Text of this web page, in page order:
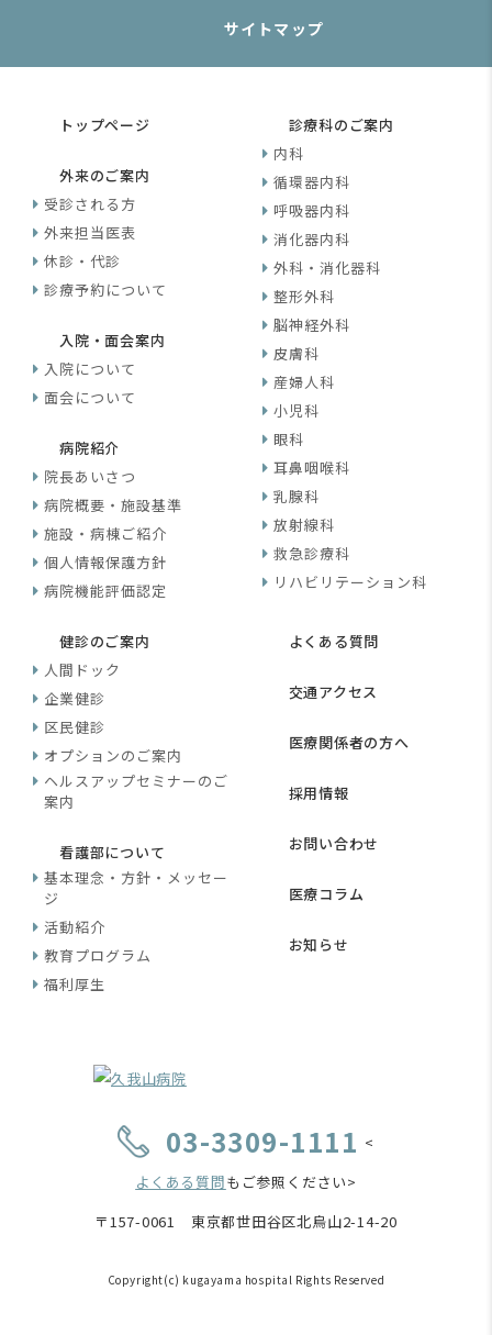
サイトマップ
トップページ
外来のご案内
受診される方
外来担当医表
休診・代診
診療予約について
入院・面会案内
入院について
面会について
病院紹介
院長あいさつ
病院概要・施設基準
施設・病棟ご紹介
個人情報保護方針
病院機能評価認定
診療科のご案内
内科
循環器内科
呼吸器内科
消化器内科
外科・消化器科
整形外科
脳神経外科
皮膚科
産婦人科
小児科
眼科
耳鼻咽喉科
乳腺科
放射線科
救急診療科
リハビリテーション科
健診のご案内
人間ドック
企業健診
区民健診
オプションのご案内
ヘルスアップセミナーのご
案内
看護部について
基本理念・方針・メッセー
ジ
活動紹介
教育プログラム
福利厚生
よくある質問
交通アクセス
医療関係者の方へ
採用情報
お問い合わせ
医療コラム
お知らせ
03-3309-1111 <
よくある質問もご参照ください>
〒157-0061 東京都世田谷区北烏山2-14-20
Copyright(c) kugayama hospital Rights Reserved